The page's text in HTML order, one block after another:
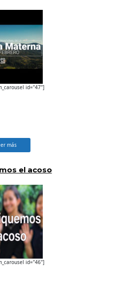
id="47"]
más
el acoso
id="46"]